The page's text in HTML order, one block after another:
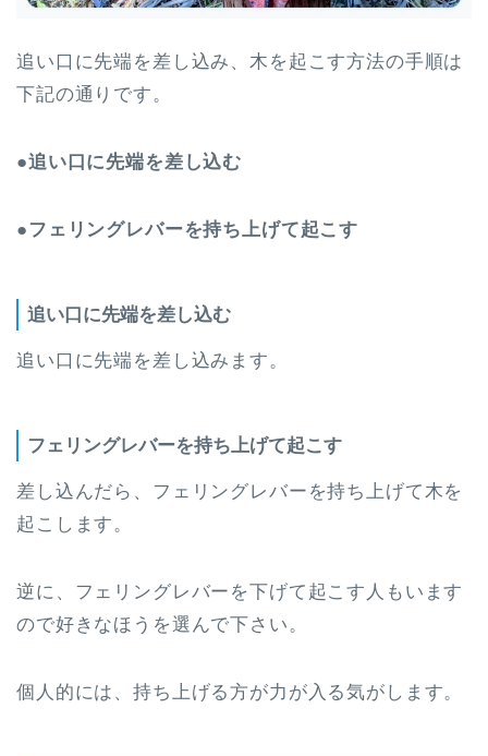
追い口に先端を差し込み、木を起こす方法の手順は
下記の通りです。
●追い口に先端を差し込む
●フェリングレバーを持ち上げて起こす
追い口に先端を差し込む
追い口に先端を差し込みます。
フェリングレバーを持ち上げて起こす
差し込んだら、フェリングレバーを持ち上げて木を
起こします。
逆に、フェリングレバーを下げて起こす人もいます
ので好きなほうを選んで下さい。
個人的には、持ち上げる方が力が入る気がします。